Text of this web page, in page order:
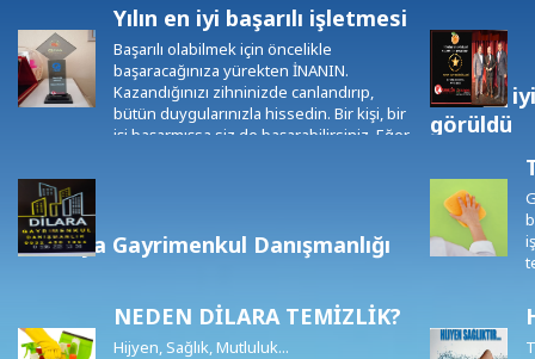
Yılın en iyi başarılı işletmesi
Başarılı olabilmek için öncelikle
başaracağınıza yürekten İNANIN.
Kazandığınızı zihninizde canlandırıp,
bütün duygularınızla hissedin. Bir kişi, bir
işi başarmışsa siz de başarabilirsiniz. Eğer
olabilirsiniz. “başarabilirim/başaracağım,
yapabilirim/yapacağım” vb. sözlerle
başarılı olmanıza yardımcı olacaktır.
DİLARA Yönetim Hizmetleri
Yılın en
görüldü
Yılın en iyi
Malatya Gayrimenkul Danışmanlığı
NEDEN DİLARA TEMİZLİK?
Hijyen, Sağlık, Mutluluk...